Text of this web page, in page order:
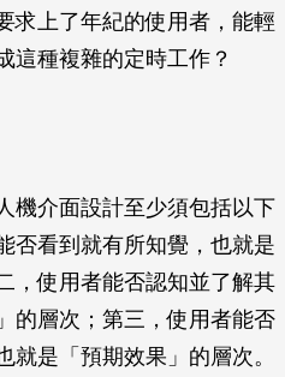
求上了年紀的使用者，能輕
這種複雜的定時工作？
機介面設計至少須包括以下
否看到就有所知覺，也就是
，使用者能否認知並了解其
的層次；第三，使用者能否
是「預期效果」的層次。